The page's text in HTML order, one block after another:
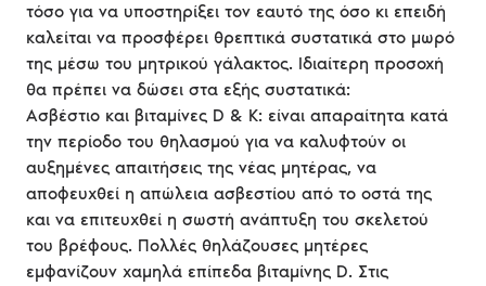
τόσο για να υποστηρίξει τον εαυτό της όσο κι επειδή
καλείται να προσφέρει θρεπτικά συστατικά στο μωρό
της μέσω του μητρικού γάλακτος. Ιδιαίτερη προσοχή
θα πρέπει να δώσει στα εξής συστατικά:
Ασβέστιο και βιταμίνες D & Κ: είναι απαραίτητα κατά
την περίοδο του θηλασμού για να καλυφτούν οι
αυξημένες απαιτήσεις της νέας μητέρας, να
αποφευχθεί η απώλεια ασβεστίου από το οστά της
και να επιτευχθεί η σωστή ανάπτυξη του σκελετού
του βρέφους. Πολλές θηλάζουσες μητέρες
εμφανίζουν χαμηλά επίπεδα βιταμίνης D. Στις